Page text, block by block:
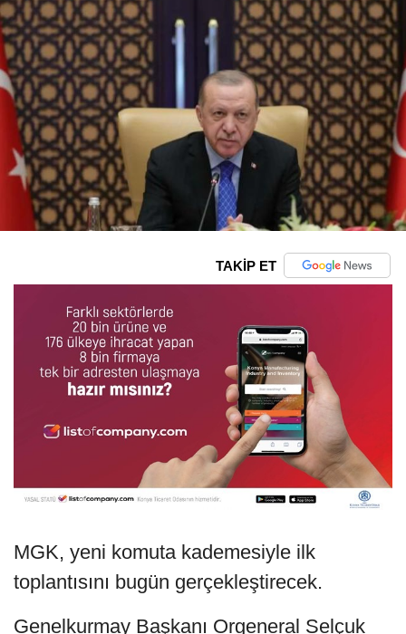
TAKİP ET
MGK, yeni komuta kademesiyle ilk
toplantısını bugün gerçekleştirecek.
Genelkurmay Başkanı Orgeneral Selçuk